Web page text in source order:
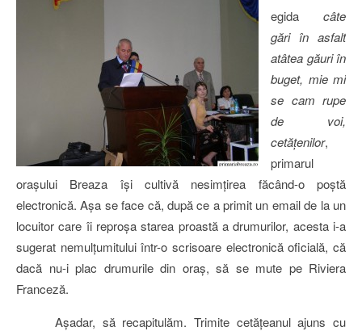
egida câte
gări în asfalt
atâtea găuri în
buget, mie mi
se cam rupe
de voi,
cetăţenilor,
primarul
oraşului Breaza îşi cultivă nesimţirea făcând-o poştă
electronică. Aşa se face că, după ce a primit un email de la un
locuitor care îi reproşa starea proastă a drumurilor, acesta i-a
sugerat nemulţumitului într-o scrisoare electronică oficială, că
dacă nu-i plac drumurile din oraş, să se mute pe Riviera
Franceză.
Aşadar, să recapitulăm. Trimite cetăţeanul ajuns cu